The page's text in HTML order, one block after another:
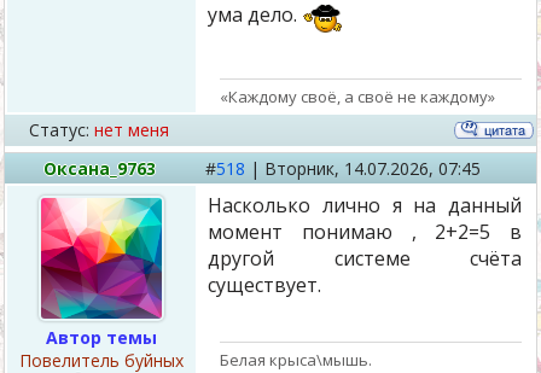
ума дело.
«Каждому своё, а своё не каждому»
Статус: нет меня
Оксана_9763
#518 | Вторник, 14.07.2026, 07:45
Автор темы
Повелитель буйных
Насколько лично я на данный
момент понимаю , 2+2=5 в
другой системе счёта
существует.
Белая крыса\мышь.